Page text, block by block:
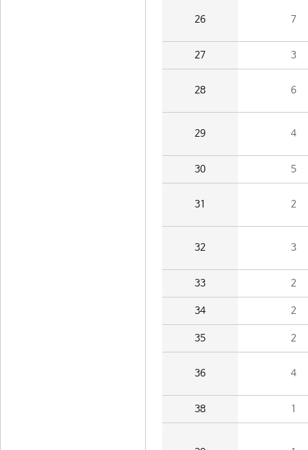
26 7
27 3
28 6
29 4
30 5
31 2
32 3
33 2
34 2
35 2
36 4
38 1